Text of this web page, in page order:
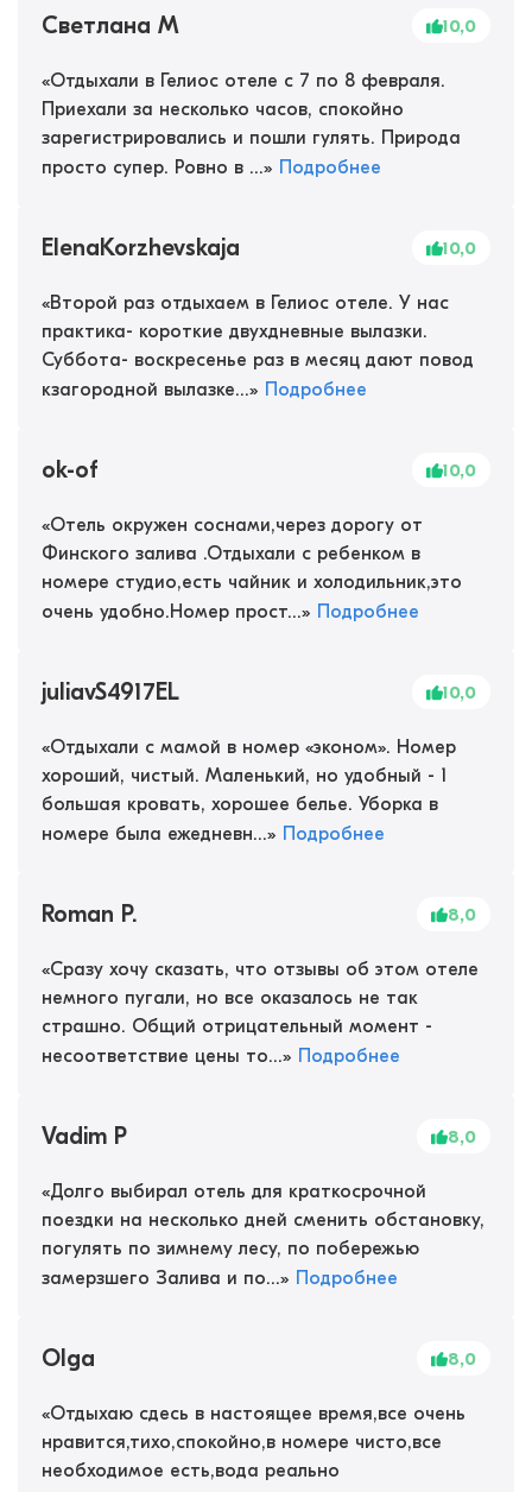
Светлана М 10,0
«Отдыхали в Гелиос отеле с 7 по 8 февраля.
Приехали за несколько часов, спокойно
зарегистрировались и пошли гулять. Природа
просто супер. Ровно в ...» Подробнее
ElenaKorzhevskaja 10,0
«Второй раз отдыхаем в Гелиос отеле. У нас
практика- короткие двухдневные вылазки.
Суббота- воскресенье раз в месяц дают повод
кзагородной вылазке...» Подробнее
ok-of 10,0
«Отель окружен соснами,через дорогу от
Финского залива .Отдыхали с ребенком в
номере студио,есть чайник и холодильник,это
очень удобно.Номер прост...» Подробнее
juliavS4917EL 10,0
«Отдыхали с мамой в номер «эконом». Номер
хороший, чистый. Маленький, но удобный - 1
большая кровать, хорошее белье. Уборка в
номере была ежедневн...» Подробнее
Roman P. 8,0
«Сразу хочу сказать, что отзывы об этом отеле
немного пугали, но все оказалось не так
страшно. Общий отрицательный момент -
несоответствие цены то...» Подробнее
Vadim P 8,0
«Долго выбирал отель для краткосрочной
поездки на несколько дней сменить обстановку,
погулять по зимнему лесу, по побережью
замерзшего Залива и по...» Подробнее
Olga 8,0
«Отдыхаю сдесь в настоящее время,все очень
нравится,тихо,спокойно,в номере чисто,все
необходимое есть,вода реально